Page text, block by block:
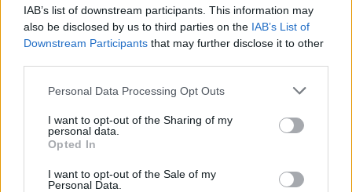
IAB’s list of downstream participants. This information may
also be disclosed by us to third parties on the IAB’s List of
Downstream Participants that may further disclose it to other
Please note that this website/app uses one or more Google
not limited to your visit or usage behaviour. You may click to
grant or deny consent to Google and its third-party tags to
use your data for below specified purposes in below Google
consent section.
Personal Data Processing Opt Outs
I want to opt-out of the Sharing of my
personal data.
Opted In
I want to opt-out of the Sale of my
Personal Data.
Pozostały wątpliwości? Brakuje czegoś w haśle?
Zobacz, co zyskują abonenci Dobrego słownika.
SPRAWDŹ